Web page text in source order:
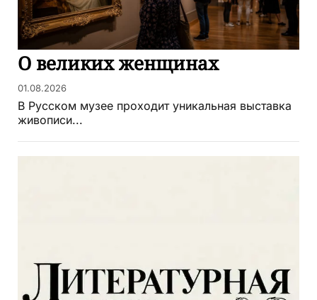
О великих женщинах
01.08.2026
В Русском музее проходит уникальная выставка
живописи...